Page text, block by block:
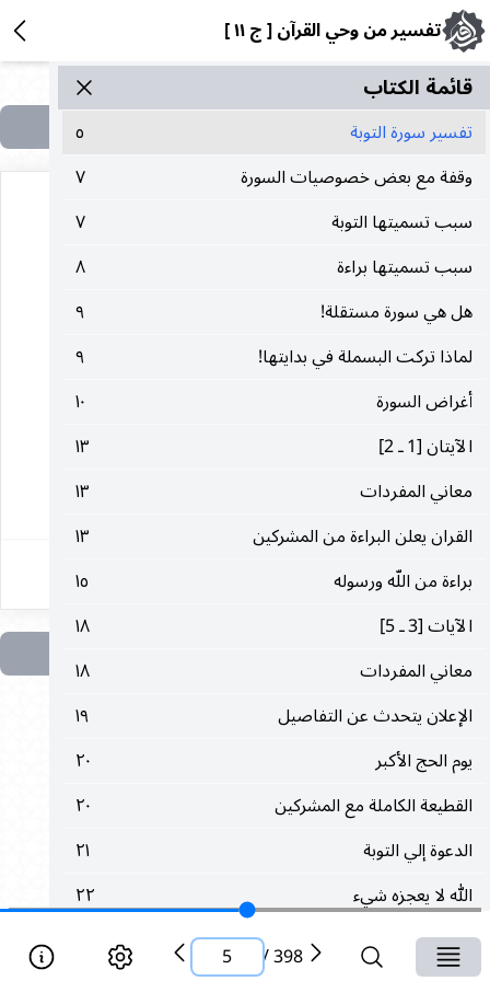
تفسير من وحي القرآن [ ج ١١ ]
قائمة الکتاب
تفسير سورة التوبة
٥
وقفة ‌مع‌ بعض‌ خصوصيات‌ السورة
٧
سبب‌ تسميتها التوبة
٧
سبب‌ تسميتها براءة
٨
هل‌ ‌هي‌ ‌سورة‌ مستقلة!
٩
لماذا تركت‌ البسملة ‌في‌ بدايتها!
٩
أغراض‌ السورة
١٠
الآيتان‌ [1 ـ 2]
١٣
معاني‌ المفردات‌
١٣
القران‌ يعلن‌ البراءة ‌من‌ المشركين‌
١٣
براءة ‌من‌ اللّه‌ ورسوله‌
١٥
الآيات‌ [3 ـ 5]
١٨
معاني‌ المفردات‌
١٨
الإعلان‌ يتحدث‌ ‌عن‌ التفاصيل‌
١٩
يوم الحج‌ الأكبر
٢٠
القطيعة الكاملة ‌مع‌ المشركين‌
٢٠
الدعوة ‌إلي‌ التوبة
٢١
‌الله‌ ‌لا‌ يعجزه‌ شي‌ء
٢٢
تبشير الكافرين‌ بالعذاب‌
مدنيّة
398
/
5